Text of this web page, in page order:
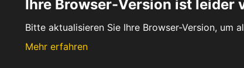
Ihre Browser-Version ist leider
Bitte aktualisieren Sie Ihre Browser-Version, um
Mehr erfahren